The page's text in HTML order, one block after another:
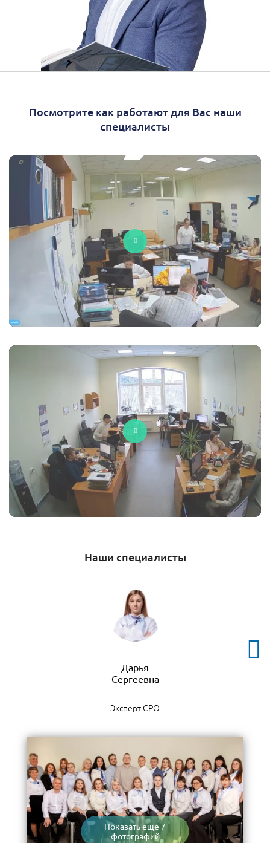
Посмотрите как работают для Вас наши
специалисты
Наши специалисты
Дарья
Сергеевна
Эксперт СРО
Показать еще 7
фотографий